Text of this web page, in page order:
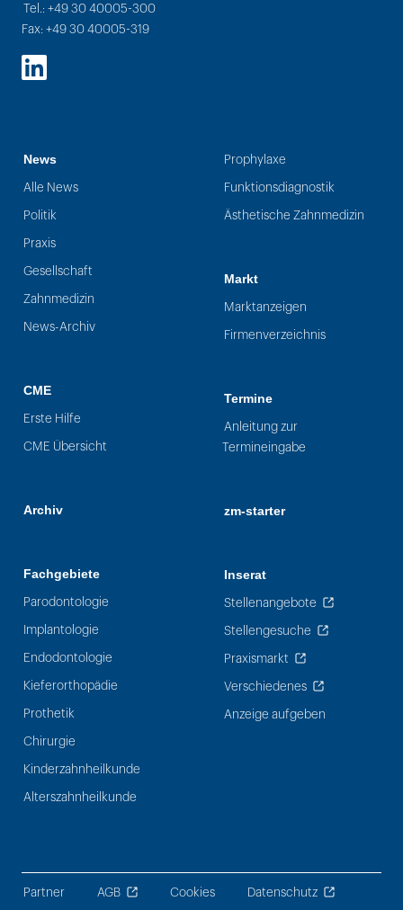
Tel.: +49 30 40005-300
Fax: +49 30 40005-319
LinkedIn
News
Alle News
Politik
Praxis
Gesellschaft
Zahnmedizin
News-Archiv
CME
Erste Hilfe
CME Übersicht
Archiv
Fachgebiete
Parodontologie
Implantologie
Endodontologie
Kieferorthopädie
Prothetik
Chirurgie
Kinderzahnheilkunde
Alterszahnheilkunde
Prophylaxe
Funktionsdiagnostik
Ästhetische Zahnmedizin
Markt
Marktanzeigen
Firmenverzeichnis
Termine
Anleitung zur
Termineingabe
zm-starter
Inserat
Stellenangebote
Stellengesuche
Praxismarkt
Verschiedenes
Anzeige aufgeben
Partner AGB Cookies Datenschutz